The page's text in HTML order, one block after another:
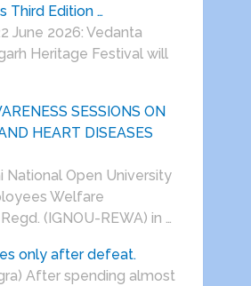
Third Edition …
June 2026: Vedanta
Heritage Festival will
SESSIONS ON
HEART DISEASES
National Open University
Welfare
(IGNOU-REWA) in …
only after defeat.
After spending almost